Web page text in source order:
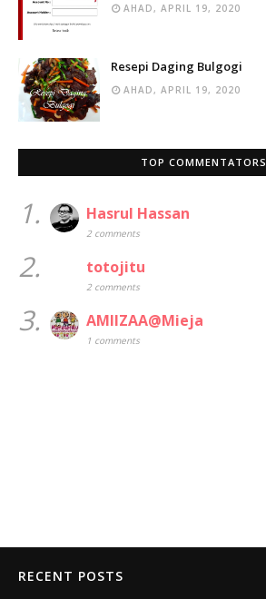
AHAD, APRIL 19, 2020
Resepi Daging Bulgogi
AHAD, APRIL 19, 2020
TOP COMMENTATORS
1. Hasrul Hassan
2 comments
2. totojitu
2 comments
3. AMIIZAA@Mieja
1 comments
RECENT POSTS